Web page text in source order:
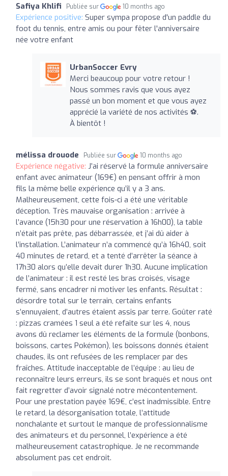
Safiya Khlifi Publiée sur 10 months ago
Expérience positive: Super sympa propose d'un paddle du
foot du tennis, entre amis ou pour fêter l'anniversaire
née votre enfant
UrbanSoccer Evry
Merci beaucoup pour votre retour !
Nous sommes ravis que vous ayez
passé un bon moment et que vous ayez
apprécié la variété de nos activités ⚽.
À bientôt !
mélissa drouode Publiée sur 10 months ago
Expérience négative: J’ai réservé la formule anniversaire
enfant avec animateur (169€) en pensant offrir à mon
fils la même belle expérience qu’il y a 3 ans.
Malheureusement, cette fois-ci a été une véritable
déception. Très mauvaise organisation : arrivée à
l’avance (15h30 pour une réservation à 16h00), la table
n’était pas prête, pas débarrassée, et j’ai dû aider à
l’installation. L’animateur n’a commencé qu’à 16h40, soit
40 minutes de retard, et a tenté d’arrêter la séance à
17h30 alors qu’elle devait durer 1h30. Aucune implication
de l’animateur : il est resté les bras croisés, visage
fermé, sans encadrer ni motiver les enfants. Résultat :
désordre total sur le terrain, certains enfants
s’ennuyaient, d’autres étaient assis par terre. Goûter raté
: pizzas cramées 1 seul a été refaite sur les 4, nous
avons dû reclamer les éléments de la formule (bonbons,
boissons, cartes Pokémon), les boissons donnés étaient
chaudes, ils ont refusées de les remplacer par des
fraîches. Attitude inacceptable de l’équipe : au lieu de
reconnaître leurs erreurs, ils se sont braqués et nous ont
fait regretter d’avoir signalé notre mécontentement.
Pour une prestation payée 169€, c’est inadmissible. Entre
le retard, la désorganisation totale, l’attitude
nonchalante et surtout le manque de professionnalisme
des animateurs et du personnel, l’expérience a été
malheureusement catastrophique. Je ne recommande
absolument pas cet endroit.